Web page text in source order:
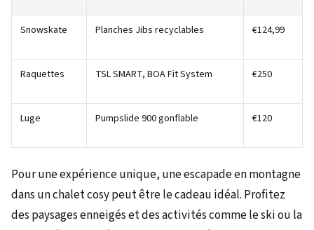
Snowskate Planches Jibs recyclables €124,99
Raquettes TSL SMART, BOA Fit System €250
Luge Pumpslide 900 gonflable €120
Pour une expérience unique, une escapade en montagne
dans un chalet cosy peut être le cadeau idéal. Profitez
des paysages enneigés et des activités comme le ski ou la